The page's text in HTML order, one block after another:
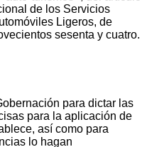
de los Servicios
Ligeros, de
sesenta y cuatro.
para dictar las
para la aplicación de
así como para
lo hagan